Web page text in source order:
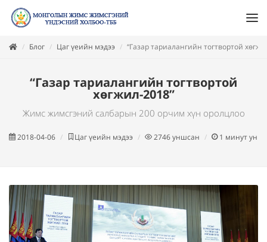
Блог Цаг үеийн мэдээ “Газар тариалангийн тогтвортой
“Газар тариалангийн тогтвортой
хөгжил-2018”
Жимс жимсгэний салбарын 200 орчим хүн оролцлоо
2018-04-06 Цаг үеийн мэдээ 2746уншсан 1 минут